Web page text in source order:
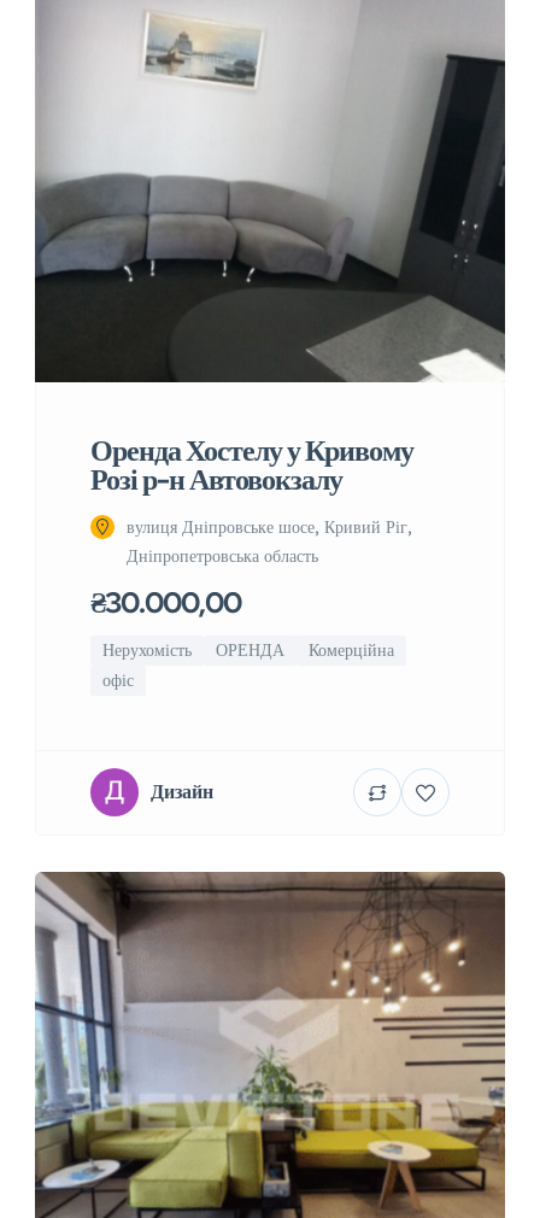
Оренда Хостелу у Кривому
Розі р-н Автовокзалу
вулиця Дніпровське шосе, Кривий Ріг,
Дніпропетровська область
₴30.000,00
Нерухомість ОРЕНДА
Комерційна
офіс
Дизайн